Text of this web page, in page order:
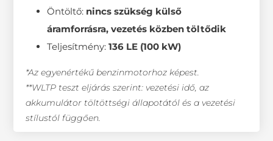
Öntöltő: nincs szükség külső
áramforrásra, vezetés közben töltődik
Teljesítmény:136 LE (100 kW)
*Az egyenértékű benzinmotorhoz képest.
**WLTP teszt eljárás szerint: vezetési idő, az
akkumulátor töltöttségi állapotától és a vezetési
stílustól függően.